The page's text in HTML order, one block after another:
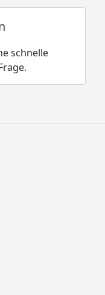
schnelle